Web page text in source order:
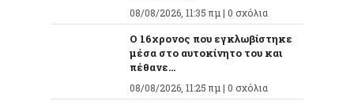
08/08/2026, 11:35 πμ | 0 σχόλια
O 16χρονος που εγκλωβίστηκε
μέσα στο αυτοκίνητο του και
πέθανε...
08/08/2026, 11:25 πμ | 0 σχόλια